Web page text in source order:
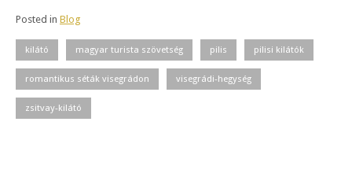
Posted in Blog
kilátó magyar turista szövetség pilis pilisi kilátók
romantikus séták visegrádon visegrádi-hegység
zsitvay-kilátó